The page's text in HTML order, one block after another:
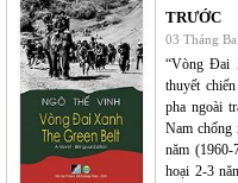
TRƯỚC
03 Tháng
“Vòng Đai
thuyết
pha ngoài
Nam chống
năm
hoại 2-3